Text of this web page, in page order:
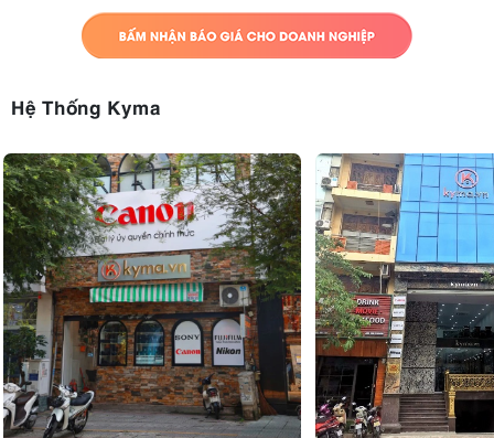
Hệ Thống Kyma